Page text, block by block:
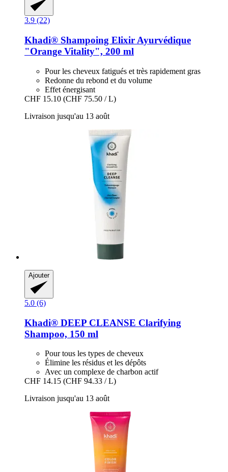
3.9 (22)
Khadi® Shampoing Elixir Ayurvédique
"Orange Vitality", 200 ml
Pour les cheveux fatigués et très rapidement gras
Redonne du rebond et du volume
Effet énergisant
CHF 15.10 (CHF 75.50 / L)
Livraison jusqu'au 13 août
Ajouter
5.0 (6)
Khadi® DEEP CLEANSE Clarifying
Shampoo, 150 ml
Pour tous les types de cheveux
Élimine les résidus et les dépôts
Avec un complexe de charbon actif
CHF 14.15 (CHF 94.33 / L)
Livraison jusqu'au 13 août